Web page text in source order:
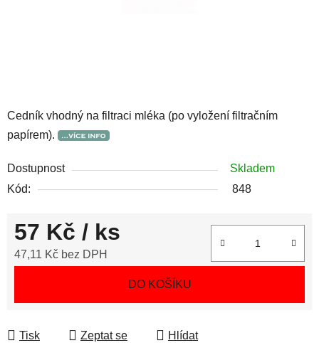
Cedník vhodný na filtraci mléka (po vyložení filtračním
papírem).
Dostupnost
Skladem
Kód:
848
57 Kč / ks
47,11 Kč bez DPH
DO KOŠÍKU
Tisk Zeptat se Hlídat